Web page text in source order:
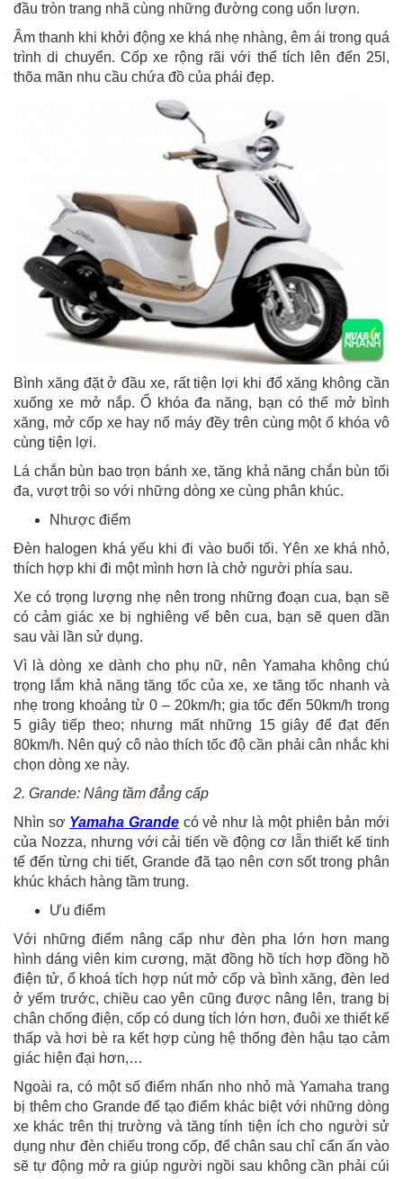
đầu tròn trang nhã cùng những đường cong uốn lượn.
Âm thanh khi khởi động xe khá nhẹ nhàng, êm ái trong quá
trình di chuyển. Cốp xe rộng rãi với thể tích lên đến 25l,
thõa mãn nhu cầu chứa đồ của phái đẹp.
Bình xăng đặt ở đầu xe, rất tiện lợi khi đổ xăng không cần
xuống xe mở nắp. Ổ khóa đa năng, bạn có thể mở bình
xăng, mở cốp xe hay nổ máy đềy trên cùng một ổ khóa vô
cùng tiện lợi.
Lá chắn bùn bao trọn bánh xe, tăng khả năng chắn bùn tối
đa, vượt trội so với những dòng xe cùng phân khúc.
Nhược điểm
Đèn halogen khá yếu khi đi vào buổi tối. Yên xe khá nhỏ,
thích hợp khi đi một mình hơn là chở người phía sau.
Xe có trọng lượng nhẹ nên trong những đoạn cua, bạn sẽ
có cảm giác xe bị nghiêng vể bên cua, bạn sẽ quen dần
sau vài lần sử dụng.
Vì là dòng xe dành cho phụ nữ, nên Yamaha không chú
trọng lắm khả năng tăng tốc của xe, xe tăng tốc nhanh và
nhẹ trong khoảng từ 0 – 20km/h; gia tốc đến 50km/h trong
5 giây tiếp theo; nhưng mất những 15 giây để đạt đến
80km/h. Nên quý cô nào thích tốc độ cần phải cân nhắc khi
chọn dòng xe này.
2. Grande: Nâng tầm đẳng cấp
Nhìn sơ Yamaha Grandecó vẻ như là một phiên bản mới
của Nozza, nhưng với cải tiến về động cơ lẫn thiết kế tinh
tế đến từng chi tiết, Grande đã tạo nên cơn sốt trong phân
khúc khách hàng tầm trung.
Ưu điểm
Với những điểm nâng cấp như đèn pha lớn hơn mang
hình dáng viên kim cương, mặt đồng hồ tích hợp đồng hồ
điện tử, ổ khoá tích hợp nút mở cốp và bình xăng, đèn led
ở yếm trước, chiều cao yên cũng được nâng lên, trang bị
chân chống điện, cốp có dung tích lớn hơn, đuôi xe thiết kế
thấp và hơi bè ra kết hợp cùng hệ thống đèn hậu tạo cảm
giác hiện đại hơn,…
Ngoài ra, có một số điểm nhấn nho nhỏ mà Yamaha trang
bị thêm cho Grande để tạo điểm khác biệt với những dòng
xe khác trên thị trường và tăng tính tiện ích cho người sử
dụng như đèn chiếu trong cốp, để chân sau chỉ cẩn ấn vào
sẽ tự động mở ra giúp người ngồi sau không cần phải cúi